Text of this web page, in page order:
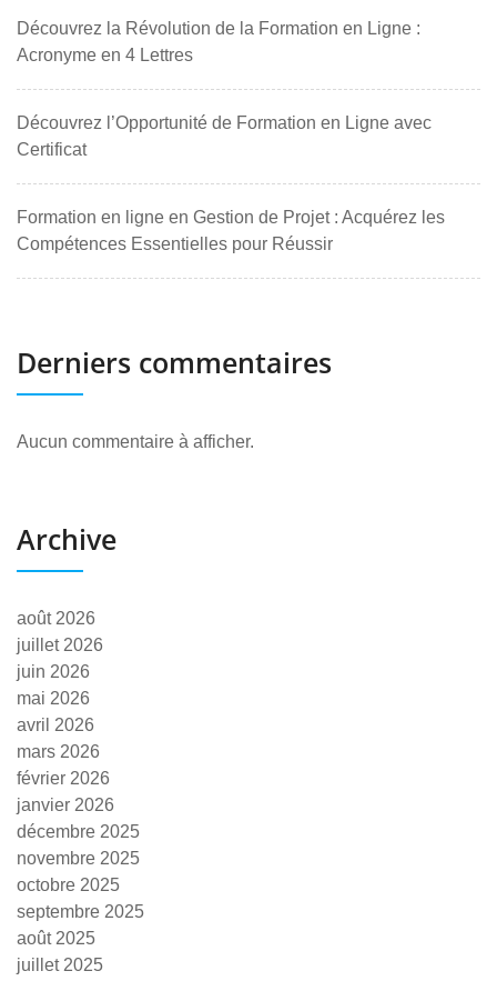
Découvrez la Révolution de la Formation en Ligne :
Acronyme en 4 Lettres
Découvrez l’Opportunité de Formation en Ligne avec
Certificat
Formation en ligne en Gestion de Projet : Acquérez les
Compétences Essentielles pour Réussir
Derniers commentaires
Aucun commentaire à afficher.
Archive
août 2026
juillet 2026
juin 2026
mai 2026
avril 2026
mars 2026
février 2026
janvier 2026
décembre 2025
novembre 2025
octobre 2025
septembre 2025
août 2025
juillet 2025